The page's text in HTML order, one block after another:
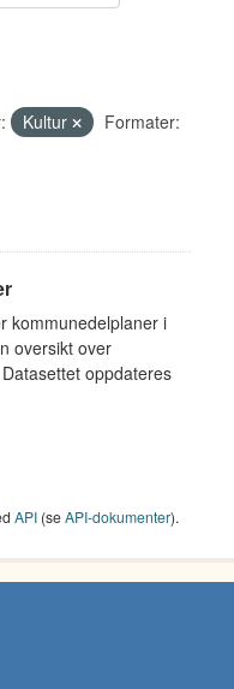
Kultur
Formater:
kommunedelplaner i
oversikt over
oppdateres
API (seAPI-dokumenter).